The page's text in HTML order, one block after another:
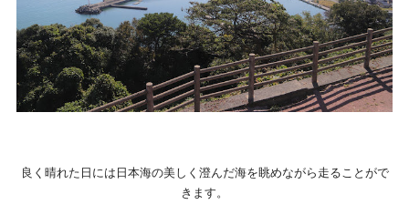
良く晴れた日には日本海の美しく澄んだ海を眺めながら走ることがで
きます。